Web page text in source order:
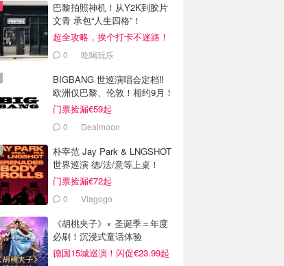
巴黎拍照神机！从Y2K到胶片
文青 承包“人生四格”！
超全攻略，挨个打卡不迷路！
0 吃喝玩乐
BIGBANG 世巡演唱会定档‼️
欧洲仅巴黎、伦敦！相约9月！
门票捡漏€59起
0 Dealmoon
朴宰范 Jay Park & LNGSHOT
世界巡演 德/法/意等上桌！
门票捡漏€72起
0 Viagogo
《胡桃夹子》× 圣诞季＝年度
必刷！沉浸式童话体验
德国15城巡演！闪促€23.99起